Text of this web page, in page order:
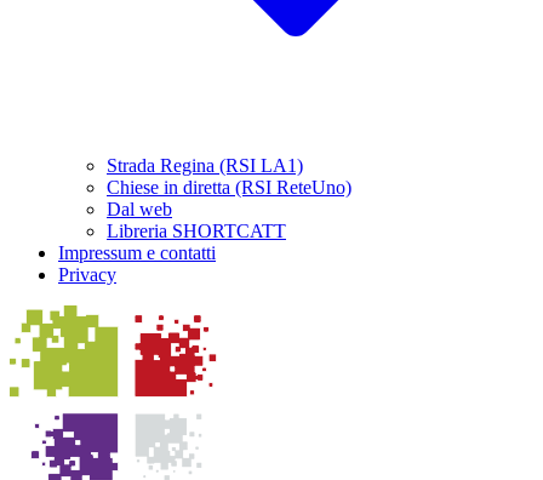
Strada Regina (RSI LA1)
Chiese in diretta (RSI ReteUno)
Dal web
Libreria SHORTCATT
Impressum e contatti
Privacy